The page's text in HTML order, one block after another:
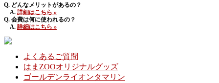
Q. どんなメリットがあるの？
A. 詳細はこちら »
Q. 会費は何に使われるの？
A. 詳細はこちら »
よくあるご質問
はまZOOオリジナルグッズ
ゴールデンライオンタマリン